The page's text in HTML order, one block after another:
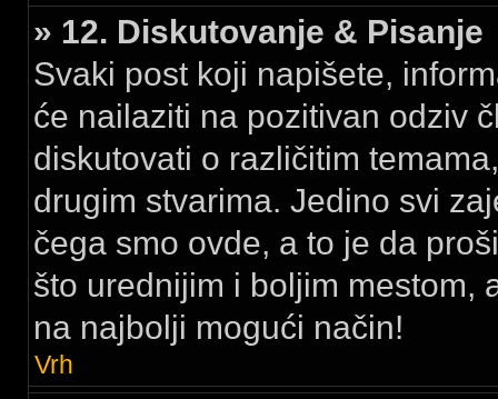
» 12. Diskutovanje & Pisanje
Svaki post koji napišete,
će nailaziti na pozitivan odziv
diskutovati o različitim
drugim stvarima. Jedino svi
čega smo ovde, a to je da
što urednijim i boljim mestom,
na najbolji mogući način!
Vrh